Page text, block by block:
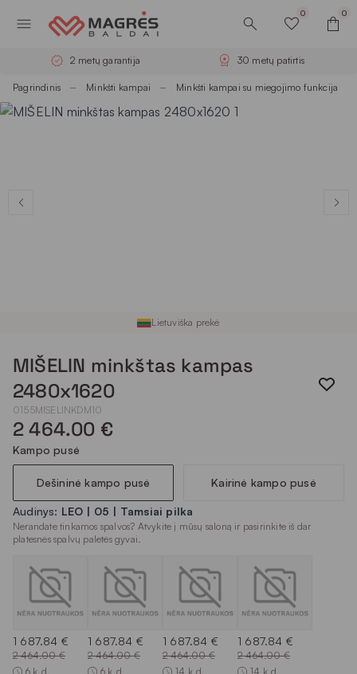
0 0
2 metų garantija 30 metų patirtis
Pagrindinis Minkšti kampai Minkšti kampai su miegojimo funkcija
Lietuviška prekė
MIŠELIN minkštas kampas
2480x1620
0155MISELINKDM10
2 464.00 €
Kampo pusė
Dešininė kampo pusė Kairinė kampo pusė
Audinys: LEO | 05 | Tamsiai pilka
Nerandate tinkamos spalvos? Atvykite į mūsų saloną ir pasirinkite iš dar
platesnės spalvų paletės gyvai.
1 687.84 €
2 464.00 €
6 k.d.
1 687.84 €
2 464.00 €
6 k.d.
1 687.84 €
2 464.00 €
14 k.d.
1 687.84 €
2 464.00 €
14 k.d.